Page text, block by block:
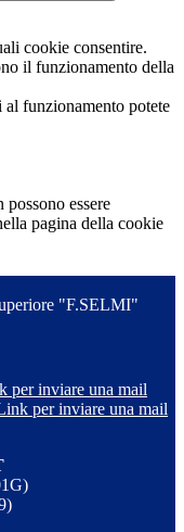
cookie consentire.
il funzionamento della
al funzionamento potete
essere
pagina della cookie
"F.SELMI"
per inviare una mail
per inviare una mail